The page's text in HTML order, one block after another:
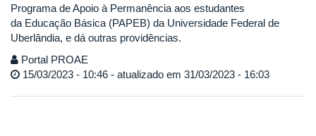
Programa de Apoio à Permanência aos estudantes
da Educação Básica (PAPEB) da Universidade Federal de
Uberlândia, e dá outras providências.
Portal PROAE
15/03/2023 - 10:46 - atualizado em 31/03/2023 - 16:03